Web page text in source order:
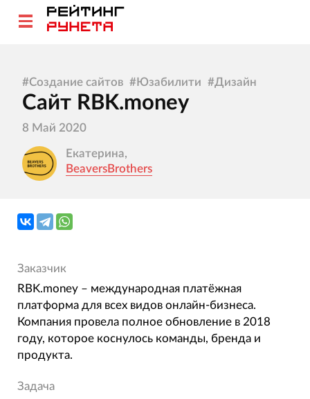
#Создание сайтов #Юзабилити #Дизайн
Сайт RBK.money
8 Май 2020
Екатерина,
BeaversBrothers
Заказчик
RBK.money – международная платёжная
платформа для всех видов онлайн-бизнеса.
Компания провела полное обновление в 2018
году, которое коснулось команды, бренда и
продукта.
Задача